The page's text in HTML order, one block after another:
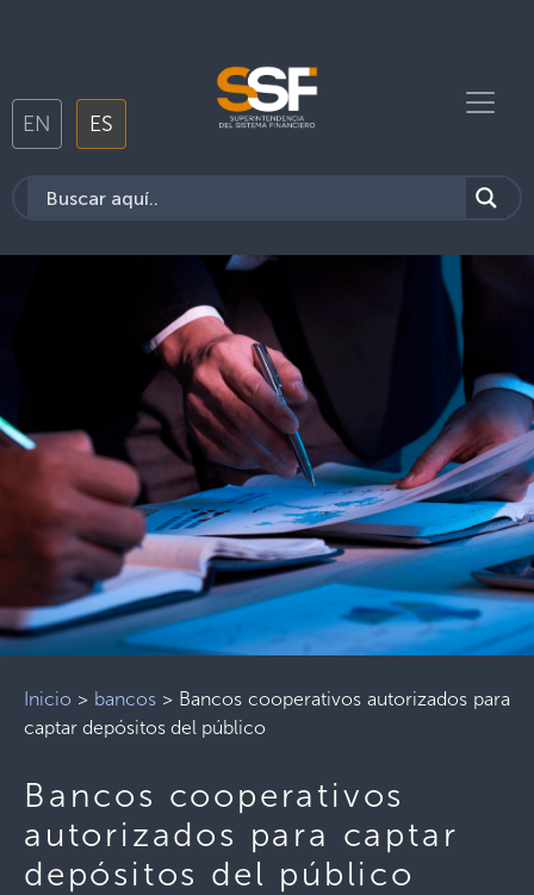
EN ES
Inicio > bancos > Bancos cooperativos autorizados para
captar depósitos del público
Bancos cooperativos
autorizados para captar
depósitos del público